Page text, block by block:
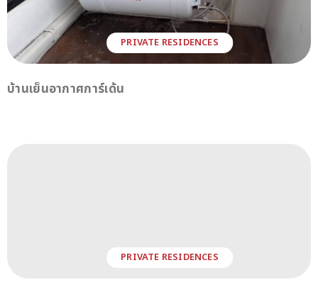
PRIVATE RESIDENCES
บ้านเย็นอากาศการ์เด้น
PRIVATE RESIDENCES